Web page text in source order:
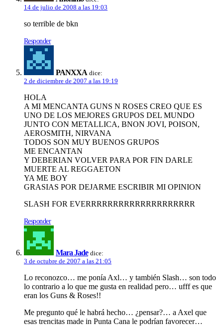
14 de julio de 2008 a las 19:03
so terrible de bkn
Responder
PANXXA dice:
2 de diciembre de 2007 a las 19:19
HOLA
A MI MENCANTA GUNS N ROSES CREO QUE ES
UNO DE LOS MEJORES GRUPOS DEL MUNDO
JUNTO CON METALLICA, BNON JOVI, POISON,
AEROSMITH, NIRVANA
TODOS SON MUY BUENOS GRUPOS
ME ENCANTAN
Y DEBERIAN VOLVER PARA POR FIN DARLE
MUERTE AL REGGAETON
YA ME BOY
GRASIAS POR DEJARME ESCRIBIR MI OPINION
SLASH FOR EVERRRRRRRRRRRRRRRRRRRR
Responder
Mara Jade dice:
3 de octubre de 2007 a las 21:05
Lo reconozco… me poní­a Axl… y también Slash… son todo
lo contrario a lo que me gusta en realidad pero… ufff es que
eran los Guns & Roses!!
Me pregunto qué le habrá hecho… ¿pensar?… a Axel que
esas trencitas made in Punta Cana le podrí­an favorecer…